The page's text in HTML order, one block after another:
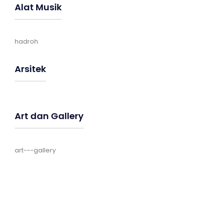
Alat Musik
hadroh
Arsitek
Art dan Gallery
art---gallery